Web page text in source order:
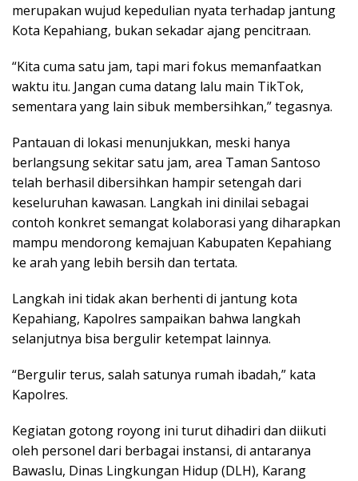
merupakan wujud kepedulian nyata terhadap jantung
Kota Kepahiang, bukan sekadar ajang pencitraan.
“Kita cuma satu jam, tapi mari fokus memanfaatkan
waktu itu. Jangan cuma datang lalu main TikTok,
sementara yang lain sibuk membersihkan,” tegasnya.
Pantauan di lokasi menunjukkan, meski hanya
berlangsung sekitar satu jam, area Taman Santoso
telah berhasil dibersihkan hampir setengah dari
keseluruhan kawasan. Langkah ini dinilai sebagai
contoh konkret semangat kolaborasi yang diharapkan
mampu mendorong kemajuan Kabupaten Kepahiang
ke arah yang lebih bersih dan tertata.
Langkah ini tidak akan berhenti di jantung kota
Kepahiang, Kapolres sampaikan bahwa langkah
selanjutnya bisa bergulir ketempat lainnya.
“Bergulir terus, salah satunya rumah ibadah,” kata
Kapolres.
Kegiatan gotong royong ini turut dihadiri dan diikuti
oleh personel dari berbagai instansi, di antaranya
Bawaslu, Dinas Lingkungan Hidup (DLH), Karang